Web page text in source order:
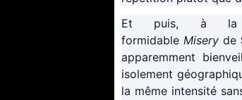
Et puis, à la
formidable Misery de
apparemment
isolement
la même intensité